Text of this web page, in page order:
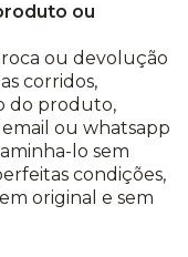
ou
ou devolução
corridos,
do produto,
ou whatsapp
lo sem
condições,
original e sem